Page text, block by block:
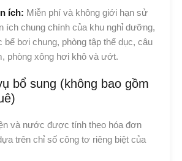
ích: Miễn phí và không giới hạn sử
ích chung chính của khu nghỉ dưỡng,
bể bơi chung, phòng tập thể dục, câu
phòng xông hơi khô và ướt.
bổ sung (không bao gồm
và nước được tính theo hóa đơn
trên chỉ số công tơ riêng biệt của